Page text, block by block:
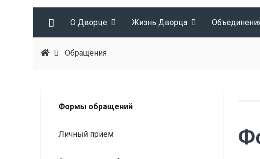
О Дворце Жизнь Дворца
Обращения
Формы обращений
Личный прием